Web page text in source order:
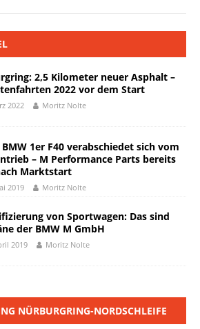
2,5 Kilometer neuer Asphalt –
2022 vor dem Start
2022 Moritz Nolte
1er F40 verabschiedet sich vom
– M Performance Parts bereits
Marktstart
2019 Moritz Nolte
von Sportwagen: Das sind
der BMW M GmbH
2019 Moritz Nolte
NÜRBURGRING-NORDSCHLEIFE